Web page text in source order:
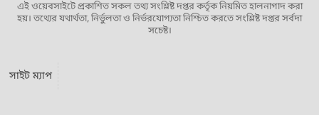
এই ওয়েবসাইটে প্রকাশিত সকল তথ্য সংশ্লিষ্ট দপ্তর কর্তৃক নিয়মিত হালনাগাদ করা
হয়। তথ্যের যথার্থতা, নির্ভুলতা ও নির্ভরযোগ্যতা নিশ্চিত করতে সংশ্লিষ্ট দপ্তর সর্বদা
সচেষ্ট।
সাইট ম্যাপ